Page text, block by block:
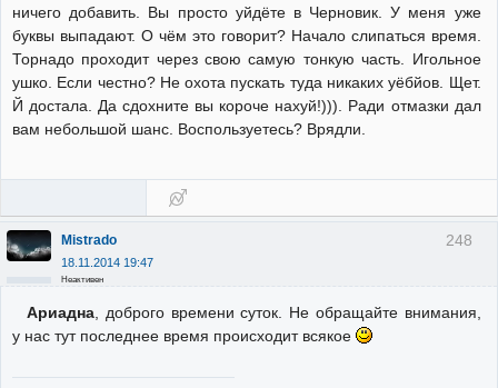
ничего добавить. Вы просто уйдёте в Черновик. У меня уже
буквы выпадают. О чём это говорит? Начало слипаться время.
Торнадо проходит через свою самую тонкую часть. Игольное
ушко. Если честно? Не охота пускать туда никаких уёбйов. Щет.
Й достала. Да сдохните вы короче нахуй!))). Ради отмазки дал
вам небольшой шанс. Воспользуетесь? Врядли.
248
Mistrado
18.11.2014 19:47
Неактивен
Ариадна, доброго времени суток. Не обращайте внимания,
у нас тут последнее время происходит всякое